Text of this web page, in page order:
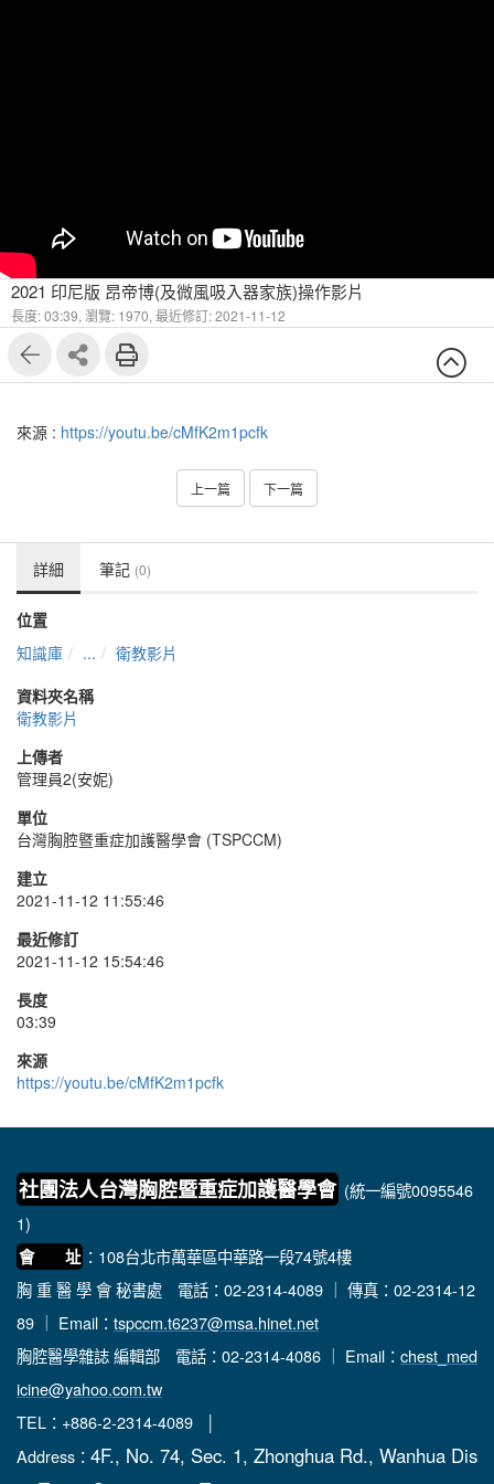
2021 印尼版 昂帝博(及微風吸入器家族)操作影片
長度: 03:39, 瀏覽: 1970, 最近修訂: 2021-11-12
來源 : https://youtu.be/cMfK2m1pcfk
上一篇 下一篇
詳細 筆記 (0)
位置
知識庫
...
衛教影片
資料夾名稱
衛教影片
上傳者
管理員2(安妮)
單位
台灣胸腔暨重症加護醫學會 (TSPCCM)
建立
2021-11-12 11:55:46
最近修訂
2021-11-12 15:54:46
長度
03:39
來源
https://youtu.be/cMfK2m1pcfk
社團法人台灣胸腔暨重症加護醫學會 (統一編號0095546
1)
會 址 ：108台北市萬華區中華路一段74號4樓
胸 重 醫 學 會 秘書處 電話：02-2314-4089 ｜ 傳真：02-2314-12
89 ｜ Email： tspccm.t6237@msa.hinet.net
胸腔醫學雜誌 編輯部 電話：02-2314-4086 ｜ Email： chest_med
icine@yahoo.com.tw
TEL：+886-2-2314-4089 │
Address： 4F., No. 74, Sec. 1, Zhonghua Rd., Wanhua Dis